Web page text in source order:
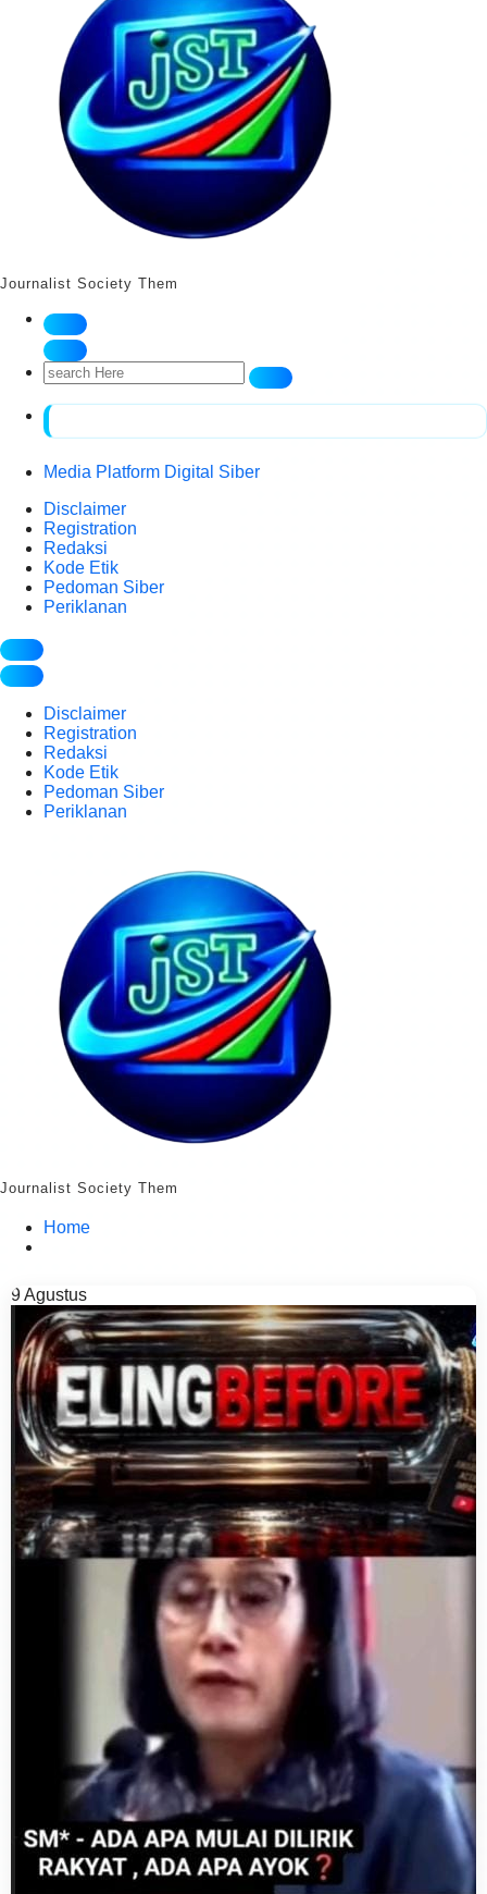
Journalist Society Them
Search
for:
Media Platform Digital Siber
Disclaimer
Registration
Redaksi
Kode Etik
Pedoman Siber
Periklanan
Disclaimer
Registration
Redaksi
Kode Etik
Pedoman Siber
Periklanan
Journalist Society Them
Home
9Agustus